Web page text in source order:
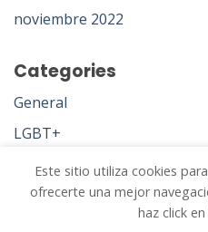
noviembre 2022
Categories
General
LGBT+
Psicoanálisis
Uncategorized
Este sitio utiliza cookies
ofrecerte una mejor
haz click